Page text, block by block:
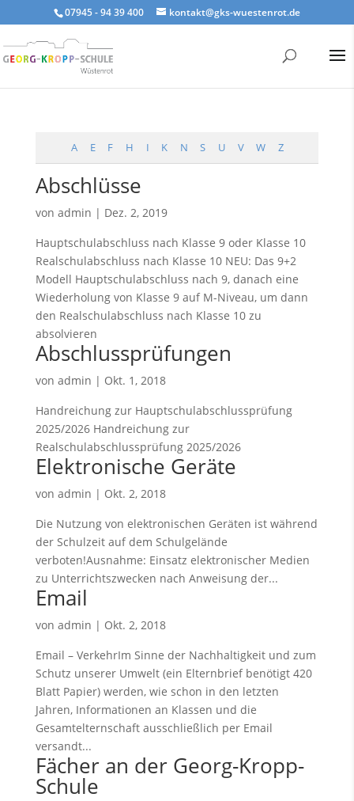
07945 - 94 39 400 kontakt@gks-wuestenrot.de
A E F H I K N S U V W Z
Abschlüsse
von admin | Dez. 2, 2019
Hauptschulabschluss nach Klasse 9 oder Klasse 10
Realschulabschluss nach Klasse 10 NEU: Das 9+2
Modell Hauptschulabschluss nach 9, danach eine
Wiederholung von Klasse 9 auf M-Niveau, um dann
den Realschulabschluss nach Klasse 10 zu
absolvieren
Abschlussprüfungen
von admin | Okt. 1, 2018
Handreichung zur Hauptschulabschlussprüfung
2025/2026 Handreichung zur
Realschulabschlussprüfung 2025/2026
Elektronische Geräte
von admin | Okt. 2, 2018
Die Nutzung von elektronischen Geräten ist während
der Schulzeit auf dem Schulgelände
verboten!Ausnahme: Einsatz elektronischer Medien
zu Unterrichtszwecken nach Anweisung der...
Email
von admin | Okt. 2, 2018
Email – VerkehrIm Sinne der Nachhaltigkeit und zum
Schutz unserer Umwelt (ein Elternbrief benötigt 420
Blatt Papier) werden, wie schon in den letzten
Jahren, Informationen an Klassen und die
Gesamtelternschaft ausschließlich per Email
versandt...
Fächer an der Georg-Kropp-
Schule